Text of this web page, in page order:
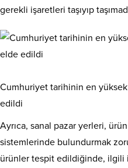
gerekli işaretleri taşıyıp
Cumhuriyet tarihinin en
edildi
Ayrıca, sanal pazar yerleri,
sistemlerinde bulundurmak
ürünler tespit edildiğinde, ilgili